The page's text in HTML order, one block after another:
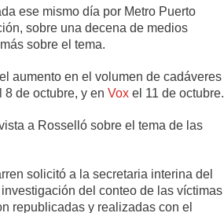
ese mismo día por Metro Puerto
sobre una decena de medios
sobre el tema.
aumento en el volumen de cadáveres
8 de octubre, y en Vox el 11 de octubre.
a Rosselló sobre el tema de las
solicitó a la secretaria interina del
del conteo de las víctimas
republicadas y realizadas con el